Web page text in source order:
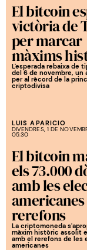
El bitcoin
victòria de
per marcar
màxims
L'esperada rebaixa de
del 6 de novembre, un
per al rècord de la
criptodivisa
LUIS APARICIO
DIVENDRES, 1 DE
05:30
El bitcoin
els 73.000
amb les
americanes
rerefons
La criptomoneda
màxim històric assolit
amb el rerefons de les
americanes